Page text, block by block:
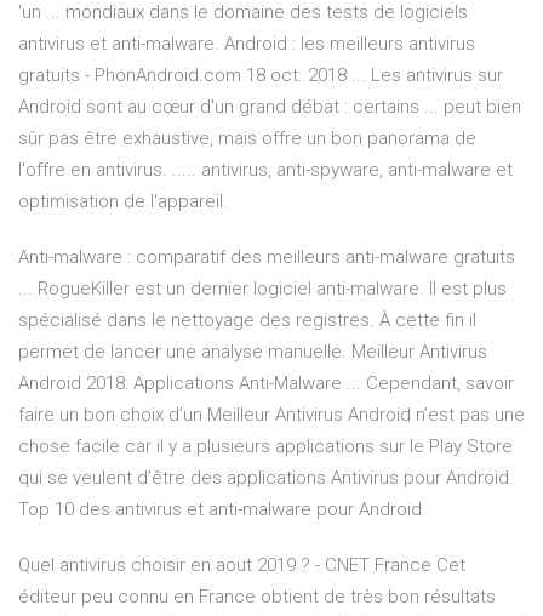
'un ... mondiaux dans le domaine des tests de logiciels
antivirus et anti-malware. Android : les meilleurs antivirus
gratuits - PhonAndroid.com 18 oct. 2018 ... Les antivirus sur
Android sont au cœur d'un grand débat : certains ... peut bien
sûr pas être exhaustive, mais offre un bon panorama de
l'offre en antivirus. ..... antivirus, anti-spyware, anti-malware et
optimisation de l'appareil.
Anti-malware : comparatif des meilleurs anti-malware gratuits
... RogueKiller est un dernier logiciel anti-malware. Il est plus
spécialisé dans le nettoyage des registres. À cette fin il
permet de lancer une analyse manuelle. Meilleur Antivirus
Android 2018: Applications Anti-Malware ... Cependant, savoir
faire un bon choix d’un Meilleur Antivirus Android n’est pas une
chose facile car il y a plusieurs applications sur le Play Store
qui se veulent d’être des applications Antivirus pour Android.
Top 10 des antivirus et anti-malware pour Android
Quel antivirus choisir en aout 2019 ? - CNET France Cet
éditeur peu connu en France obtient de très bon résultats